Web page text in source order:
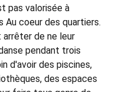
pas valorisée à
Au coeur des quartiers.
de ne leur
pendant trois
d'avoir des piscines,
des espaces